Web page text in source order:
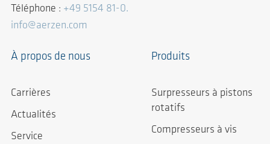
Téléphone : +49 5154 81-0.
info@aerzen.com
À propos de nous
Carrières
Actualités
Service
Produits
Surpresseurs à pistons
rotatifs
Compresseurs à vis